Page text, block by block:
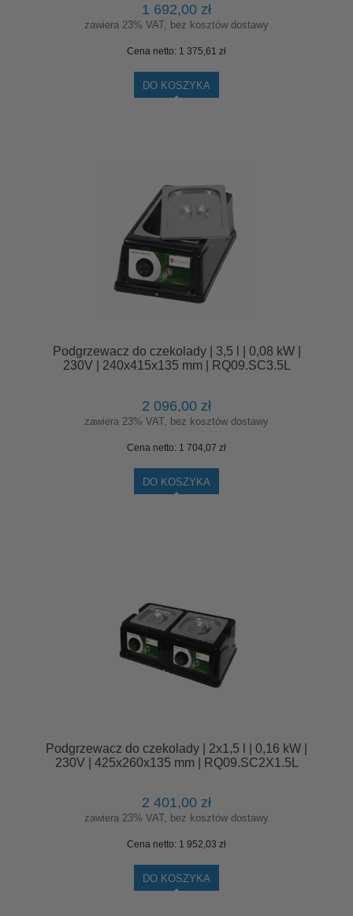
1 692,00 zł
zawiera 23% VAT, bez kosztów dostawy
Cena netto: 1 375,61 zł
DO KOSZYKA
Podgrzewacz do czekolady | 3,5 l | 0,08 kW |
230V | 240x415x135 mm | RQ09.SC3.5L
2 096,00 zł
zawiera 23% VAT, bez kosztów dostawy
Cena netto: 1 704,07 zł
DO KOSZYKA
Podgrzewacz do czekolady | 2x1,5 l | 0,16 kW |
230V | 425x260x135 mm | RQ09.SC2X1.5L
2 401,00 zł
zawiera 23% VAT, bez kosztów dostawy
Cena netto: 1 952,03 zł
DO KOSZYKA